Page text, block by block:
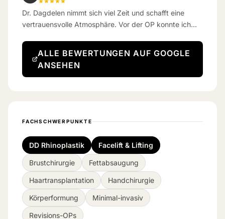
Dr. Dagdelen nimmt sich viel Zeit und schafft eine
vertrauensvolle Atmosphäre. Vor der OP konnte ich
bekomme ich richtig gut Luft.
ALLE BEWERTUNGEN AUF GOOGLE
ANSEHEN
FACHSCHWERPUNKTE
DD Rhinoplastik Facelift & Lifting
Brustchirurgie Fettabsaugung
Haartransplantation Handchirurgie
Körperformung Minimal-invasiv
Revisions-OPs